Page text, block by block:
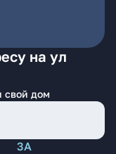
на ул
свой дом
3А